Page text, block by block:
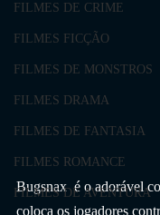
FILMES DE CRIME
FILMES FICÇÃO
FILMES DE MONSTROS
FILMES DRAMA
FILMES DE FANTASIA
FILMES ROMANCE
FILMES DE AVENTURA
Bugsnax  é o adorável
coloca os jogadores